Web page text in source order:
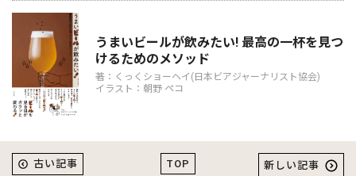
うまいビールが飲みたい! 最高の一杯を見つ
けるためのメソッド
著：くっくショーヘイ(日本ビアジャーナリスト協会)
イラスト：朝野 ペコ
TOP
古い記事 新しい記事